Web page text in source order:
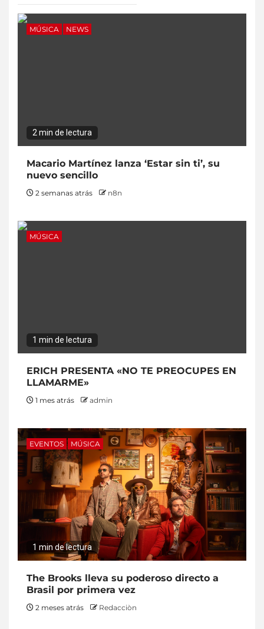
MÚSICA NEWS
2 min de lectura
Macario Martínez lanza ‘Estar sin ti’, su
nuevo sencillo
2 semanas atrás n8n
MÚSICA
1 min de lectura
ERICH PRESENTA «NO TE PREOCUPES EN
LLAMARME»
1 mes atrás admin
EVENTOS MÚSICA
1 min de lectura
The Brooks lleva su poderoso directo a
Brasil por primera vez
2 meses atrás Redacciòn